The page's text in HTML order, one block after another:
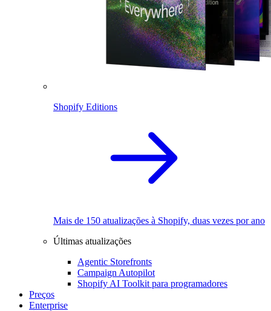
Shopify Editions
Mais de 150 atualizações à Shopify, duas vezes por ano
Últimas atualizações
Agentic Storefronts
Campaign Autopilot
Shopify AI Toolkit para programadores
Preços
Enterprise